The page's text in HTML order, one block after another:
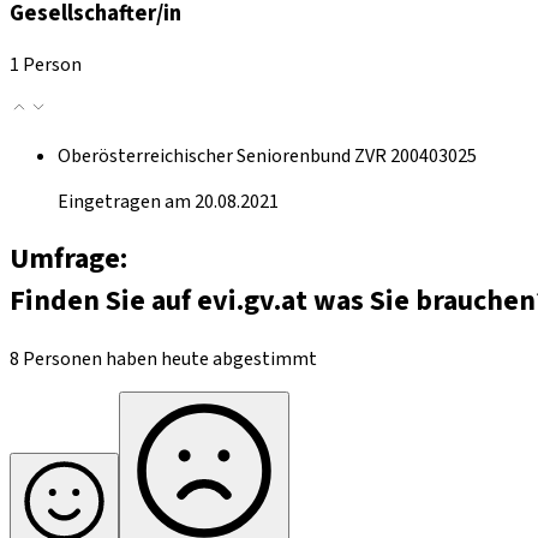
Gesellschafter/in
1 Person
Oberösterreichischer Seniorenbund ZVR 200403025
Eingetragen am 20.08.2021
Umfrage:
Finden Sie auf evi.gv.at was Sie
8 Personen haben heute abgestimmt